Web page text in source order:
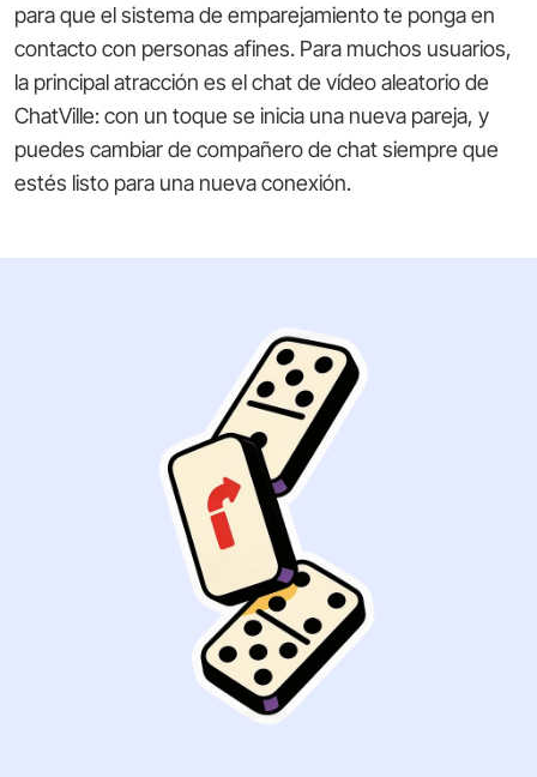
para que el sistema de emparejamiento te ponga en
contacto con personas afines. Para muchos usuarios,
la principal atracción es el chat de vídeo aleatorio de
ChatVille: con un toque se inicia una nueva pareja, y
puedes cambiar de compañero de chat siempre que
estés listo para una nueva conexión.